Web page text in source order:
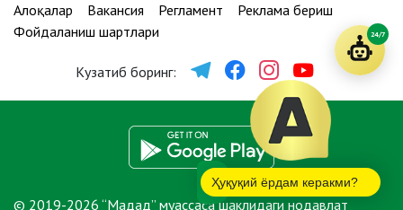
Алоқалар
Вакансия Регламент
Реклама бериш
Фойдаланиш шартлари
Кузатиб боринг:
© 2019-2026 “Мадад” муассаса шаклидаги нодавлат
Ҳуқуқий ёрдам керакми?
24/7